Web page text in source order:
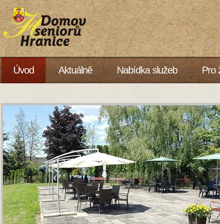
Úvod Aktuálně Nabídka služeb Pro